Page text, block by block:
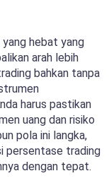
hebat yang
arah lebih
bahkan tanpa
harus pastikan
uang dan risiko
pola ini langka,
persentase trading
dengan tepat.